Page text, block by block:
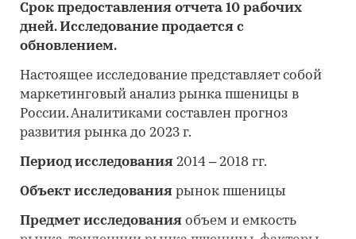
Срок предоставления отчета 10 рабочих
дней. Исследование продается с
обновлением.
Настоящее исследование представляет собой
маркетинговый анализ рынка пшеницы в
России. Аналитиками составлен прогноз
развития рынка до 2023 г.
Период исследования 2014 – 2018 гг.
Объект исследования рынок пшеницы
Предмет исследования объем и емкость